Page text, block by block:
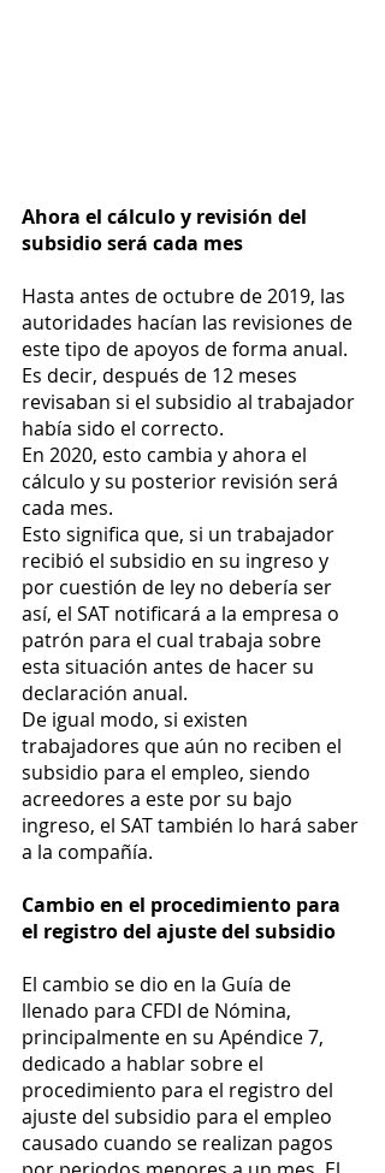
Ahora el cálculo y revisión del
subsidio será cada mes
Hasta antes de octubre de 2019, las
autoridades hacían las revisiones de
este tipo de apoyos de forma anual.
Es decir, después de 12 meses
revisaban si el subsidio al trabajador
había sido el correcto.
En 2020, esto cambia y ahora el
cálculo y su posterior revisión será
cada mes.
Esto significa que, si un trabajador
recibió el subsidio en su ingreso y
por cuestión de ley no debería ser
así, el SAT notificará a la empresa o
patrón para el cual trabaja sobre
esta situación antes de hacer su
declaración anual.
De igual modo, si existen
trabajadores que aún no reciben el
subsidio para el empleo, siendo
acreedores a este por su bajo
ingreso, el SAT también lo hará saber
a la compañía.
Cambio en el procedimiento para
el registro del ajuste del subsidio
El cambio se dio en la Guía de
llenado para CFDI de Nómina,
principalmente en su Apéndice 7,
dedicado a hablar sobre el
procedimiento para el registro del
ajuste del subsidio para el empleo
causado cuando se realizan pagos